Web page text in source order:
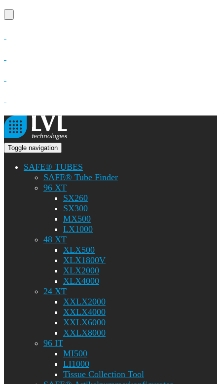
Toggle navigation
SAFE® TUBES
SAFE® Tube Finder
96 XT
SX260
SX300
MX500
LX1000
48 XT
XLX500
XLX1800V
XLX2000
XLX4000
24 XT
XXLX2000
XXLX4000
XXLX6000
XXLX8000
96 IT
MI500
LI1000
Tissue Collection Tool